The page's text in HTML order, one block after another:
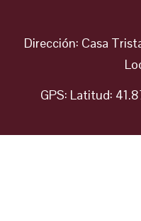
Dirección: Casa
GPS: Latitud: